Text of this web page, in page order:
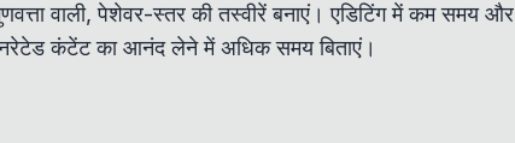
वाली, पेशेवर-स्तर की तस्वीरें बनाएं। एडिटिंग में कम समय और
कंटेंट का आनंद लेने में अधिक समय बिताएं।